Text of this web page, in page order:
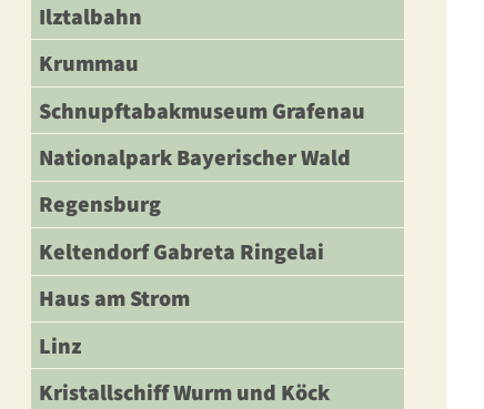
Ilztalbahn
Krummau
Schnupftabakmuseum Grafenau
Nationalpark Bayerischer Wald
Regensburg
Keltendorf Gabreta Ringelai
Haus am Strom
Linz
Kristallschiff Wurm und Köck